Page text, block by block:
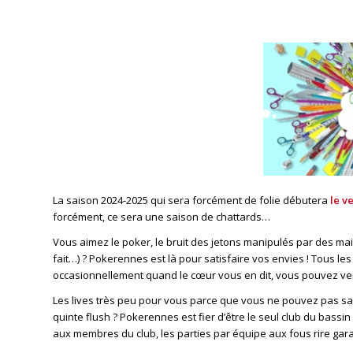
La saison 2024-2025 qui sera forcément de folie débutera le
forcément, ce sera une saison de chattards…
Vous aimez le poker, le bruit des jetons manipulés par des
fait…) ? Pokerennes est là pour satisfaire vos envies ! Tous les
occasionnellement quand le cœur vous en dit, vous pouvez
Les lives très peu pour vous parce que vous ne pouvez pas
quinte flush ? Pokerennes est fier d’être le seul club du
aux membres du club, les parties par équipe aux fous rire